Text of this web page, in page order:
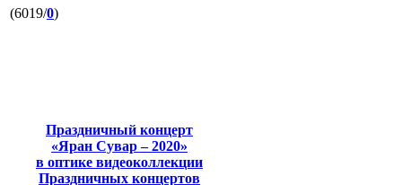
(6019/0)
Праздничный концерт
«Яран Сувар – 2020»
в оптике видеоколлекции
Праздничных концертов